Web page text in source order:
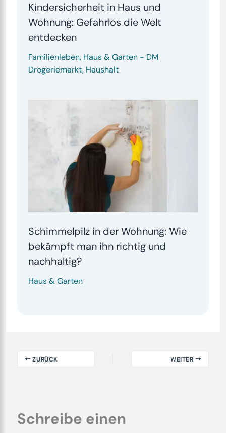
Kindersicherheit in Haus und
Wohnung: Gefahrlos die Welt
entdecken
Familienleben, Haus & Garten- DM
Drogeriemarkt, Haushalt
Schimmelpilz in der Wohnung: Wie
bekämpft man ihn richtig und
nachhaltig?
Haus & Garten
ZURÜCK WEITER
Schreibe einen